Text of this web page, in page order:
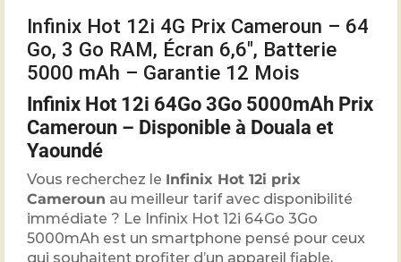
Infinix Hot 12i 4G Prix Cameroun – 64
Go, 3 Go RAM, Écran 6,6″, Batterie
5000 mAh – Garantie 12 Mois
Infinix Hot 12i 64Go 3Go 5000mAh Prix
Cameroun – Disponible à Douala et
Yaoundé
Vous recherchez le Infinix Hot 12i prix
Cameroun au meilleur tarif avec disponibilité
immédiate ? Le Infinix Hot 12i 64Go 3Go
5000mAh est un smartphone pensé pour ceux
qui souhaitent profiter d’un appareil fiable,